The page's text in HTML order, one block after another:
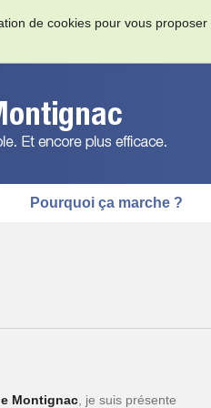
de cookies pour vous
Pourquoi ça marche ?
Montignac , je suis présente